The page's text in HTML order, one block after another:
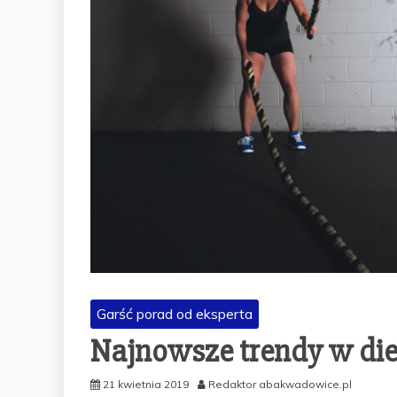
Garść porad od eksperta
Najnowsze trendy w
21 kwietnia 2019 Redaktor abakwadowice.pl